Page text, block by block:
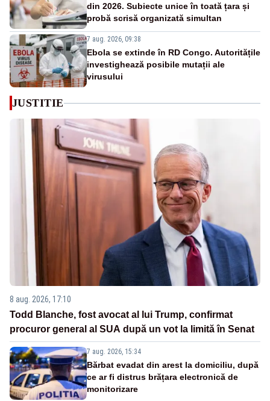
din 2026. Subiecte unice în toată țara și
probă scrisă organizată simultan
7 aug. 2026, 09:38
Ebola se extinde în RD Congo. Autoritățile
investighează posibile mutații ale
virusului
JUSTITIE
8 aug. 2026, 17:10
Todd Blanche, fost avocat al lui Trump, confirmat
procuror general al SUA după un vot la limită în Senat
7 aug. 2026, 15:34
Bărbat evadat din arest la domiciliu, după
ce ar fi distrus brățara electronică de
monitorizare